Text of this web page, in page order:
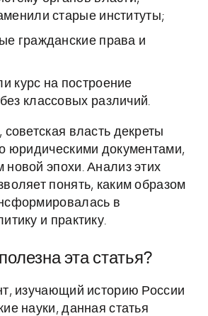
старые институты;
гражданские права и
курс на построение
классовых различий.
власть декреты
юридическими документами,
эпохи. Анализ этих
понять, каким образом
в
и практику.
эта статья?
изучающий историю России
науки, данная статья